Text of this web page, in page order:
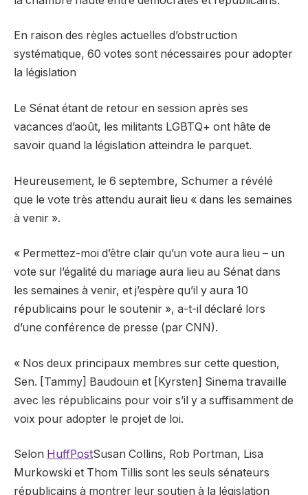
En raison des règles actuelles d’obstruction
systématique, 60 votes sont nécessaires pour adopter
la législation
Le Sénat étant de retour en session après ses
vacances d’août, les militants LGBTQ+ ont hâte de
savoir quand la législation atteindra le parquet.
Heureusement, le 6 septembre, Schumer a révélé
que le vote très attendu aurait lieu « dans les semaines
à venir ».
« Permettez-moi d’être clair qu’un vote aura lieu – un
vote sur l’égalité du mariage aura lieu au Sénat dans
les semaines à venir, et j’espère qu’il y aura 10
républicains pour le soutenir », a-t-il déclaré lors
d’une conférence de presse (par CNN).
« Nos deux principaux membres sur cette question,
Sen. [Tammy] Baudouin et [Kyrsten] Sinema travaille
avec les républicains pour voir s’il y a suffisamment de
voix pour adopter le projet de loi.
Selon HuffPostSusan Collins, Rob Portman, Lisa
Murkowski et Thom Tillis sont les seuls sénateurs
républicains à montrer leur soutien à la législation